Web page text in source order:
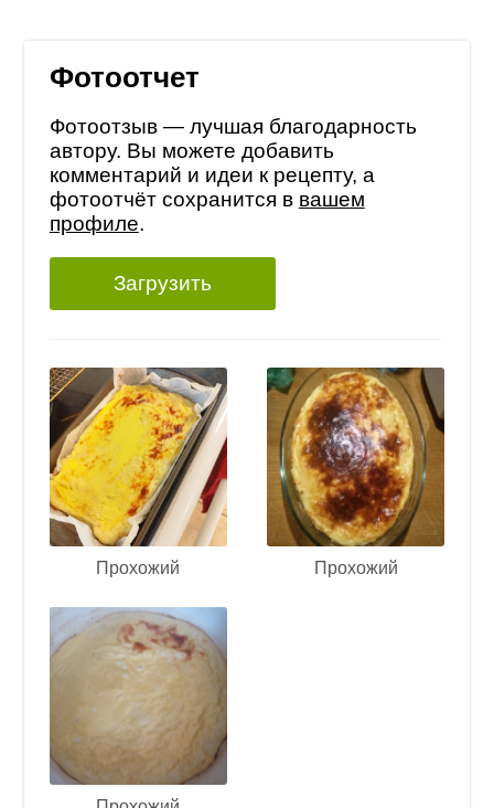
Фотоотчет
Фотоотзыв — лучшая благодарность
автору. Вы можете добавить
комментарий и идеи к рецепту, а
фотоотчёт сохранится в вашем
профиле.
Загрузить
Прохожий Прохожий